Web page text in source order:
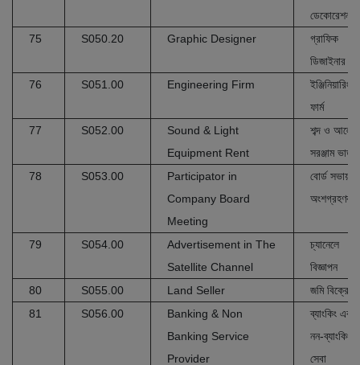
ডেকোরেশন
75
S050.20 Graphic Designer
গ্রাফিক
ডিজাইনার
76
S051.00 Engineering Firm
ইঞ্জিনিয়ারিং
ফার্ম
77
S052.00
Sound & Light
Equipment Rent
শব্দ ও আলোর
সরঞ্জাম ভাড়া
78
S053.00
Participator in
Company Board
Meeting
বোর্ড সভায়
79 S054.00
Advertisement in The
Satellite Channel
চ্যানেলে
বিজ্ঞাপন
80
S055.00 Land Seller
জমি বিক্রেতা
81
S056.00
Banking & Non
Banking Service
Provider
ব্যাংকিং এবং
নন-ব্যাংকিং
সেবা